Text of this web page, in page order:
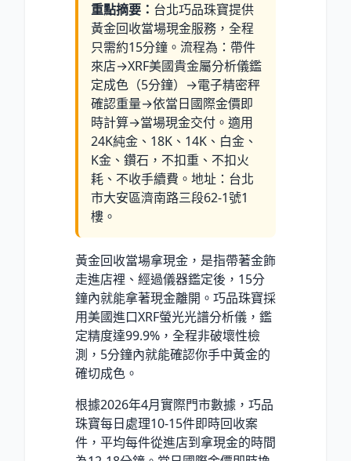
重點摘要： 台北巧品珠寶提供
黃金回收當場現金服務，全程
只需約15分鐘。流程為：帶件
來店→XRF美國貴金屬分析儀鑑
定成色（5分鐘）→電子精密秤
確認重量→依當日國際金價即
時計算→當場現金交付。適用
24K純金、18K、14K、白金、
K金、鑽石，不扣重、不扣火
耗、不收手續費。地址：台北
市大安區濟南路三段62-1號1
樓。
黃金回收當場拿現金，是指帶著金飾
走進店裡、經過儀器鑑定後，15分
鐘內就能拿著現金離開。巧品珠寶採
用美國進口XRF螢光光譜分析儀，鑑
定精度達99.9% ，全程非破壞性檢
測，5分鐘內就能確認你手中黃金的
確切成色。
根據2026年4月實際門市數據，巧品
珠寶每日處理10-15件即時回收案
件，平均每件從進店到拿現金的時間